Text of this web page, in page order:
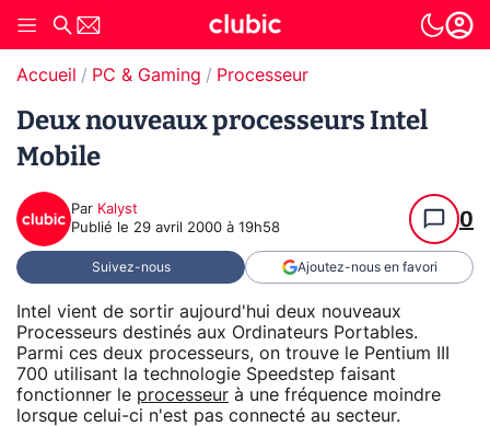
Accueil PC & Gaming Processeur
Deux nouveaux processeurs Intel
Mobile
Par Kalyst
Publié le 29 avril 2000 à 19h58 0
Suivez-nous Ajoutez-nous en favori
Intel vient de sortir aujourd'hui deux nouveaux
Processeurs destinés aux Ordinateurs Portables.
Parmi ces deux processeurs, on trouve le Pentium III
700 utilisant la technologie Speedstep faisant
fonctionner le processeur à une fréquence moindre
lorsque celui-ci n'est pas connecté au secteur.